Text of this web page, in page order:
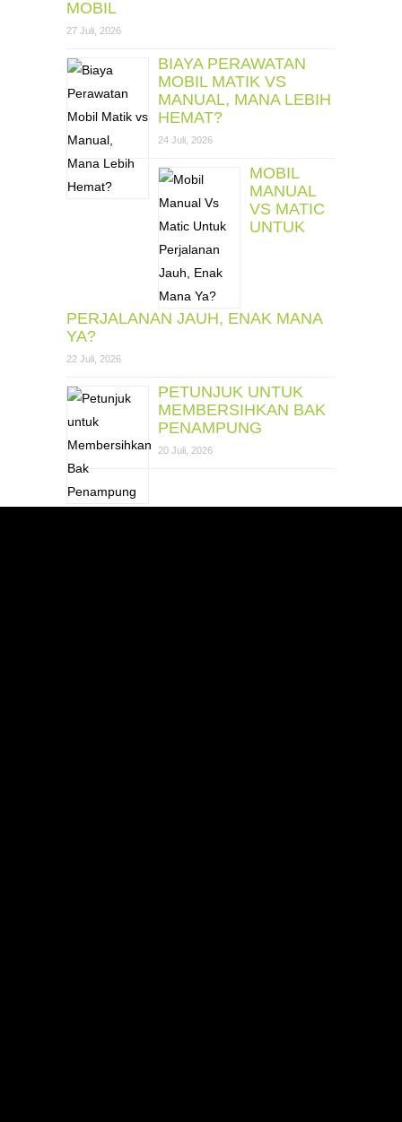
MOBIL
27 Juli, 2026
BIAYA PERAWATAN
MOBIL MATIK VS
MANUAL, MANA LEBIH
HEMAT?
24 Juli, 2026
MOBIL
MANUAL
VS MATIC
UNTUK
PERJALANAN JAUH, ENAK MANA
YA?
22 Juli, 2026
PETUNJUK UNTUK
MEMBERSIHKAN BAK
PENAMPUNG
20 Juli, 2026